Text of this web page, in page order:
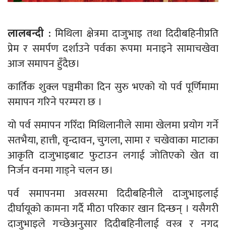
लालबन्दी : मिथिला क्षेत्रमा दाजुभाइ तथा दिदीबहिनीप्रति
प्रेम र समर्पण दर्शाउने पर्वका रूपमा मनाइने सामाचखेवा
आज समापन हुँदैछ।
कार्तिक शुक्ल पञ्चमीका दिन सुरु भएको यो पर्व पूर्णिमामा
समापन गरिने परम्परा छ ।
यो पर्व समापन गरिँदा मिथिलानीले सामा खेलमा प्रयोग गर्ने
सतभैया, हात्ती, वृन्दावन, चुगला, सामा र चखेवाका माटाका
आकृति दाजुभाइबाट फुटाउन लगाई जोतिएको खेत वा
निर्जन वनमा गाड्ने चलन छ।
पर्व समापनमा अवसरमा दिदीबहिनीले दाजुभाइलाई
दीर्घायूको कामना गर्दै मीठा परिकार खान दिन्छन् । यसैगरी
दाजुभाइले गच्छेअनुसार दिदीबहिनीलाई वस्त्र र नगद